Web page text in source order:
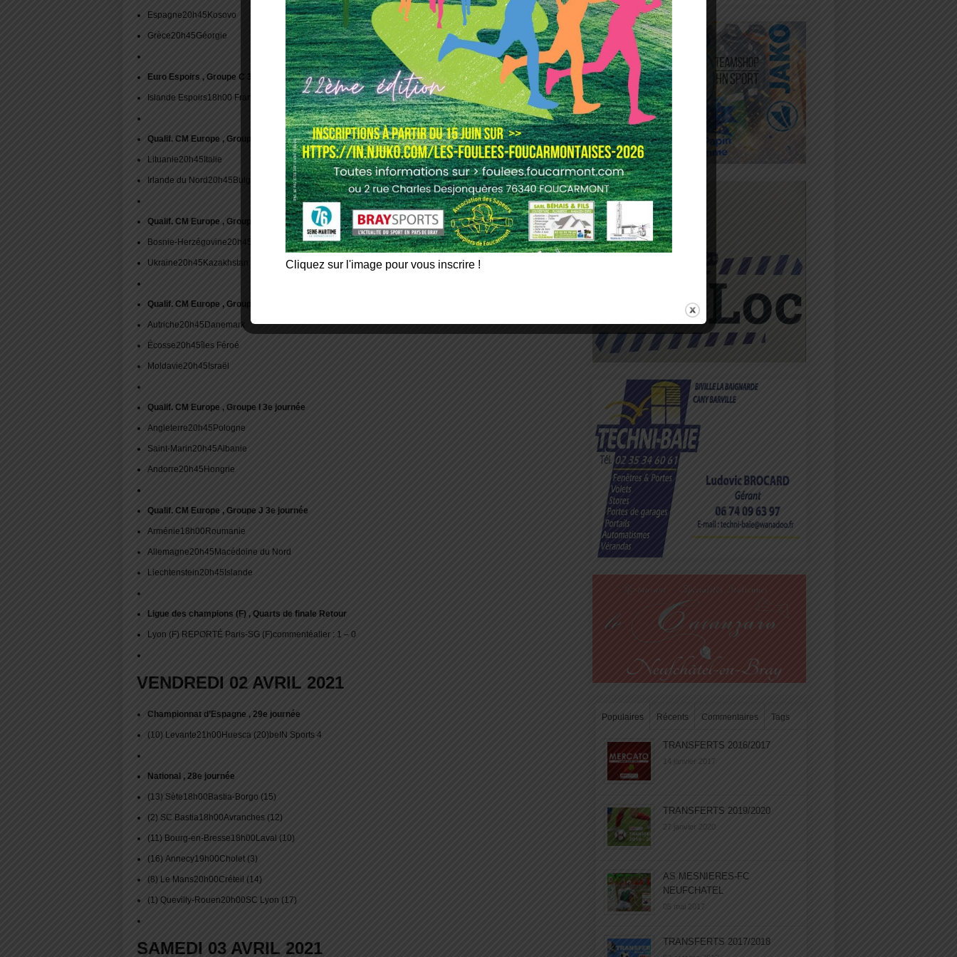
Espagne20h45Kosovo
Grèce20h45Géorgie
Euro Espoirs , Groupe C 3e journée
Islande Espoirs18h00 France Espoirs
Qualif. CM Europe , Groupe C 3e
Lituanie20h45Italie
Irlande du Nord20h45Bulgarie
Qualif. CM Europe , Groupe D 3e journée
Bosnie-Herzégovine20h45France M6
Ukraine20h45Kazakhstan
Qualif. CM Europe , Groupe F 3ejournée
Autriche20h45Danemark
Écosse20h45îles Féroé
Moldavie20h45Israël
Qualif. CM Europe , Groupe I 3e journée
Angleterre20h45Pologne
Saint-Marin20h45Albanie
Andorre20h45Hongrie
Qualif. CM Europe , Groupe J 3e journée
Arménie18h00Roumanie
Allemagne20h45Macédoine du Nord
Liechtenstein20h45Islande
Ligue des champions (F) , Quarts de finale Retour
Lyon (F) REPORTÉ Paris-SG (F)commentéaller : 1 – 0
VENDREDI 02 AVRIL 2021
Championnat d’Espagne , 29e journée
(10) Levante21h00Huesca (20)beIN Sports 4
National , 28e journée
(13) Sète18h00Bastia-Borgo (15)
(2) SC Bastia18h00Avranches (12)
(11) Bourg-en-Bresse18h00Laval (10)
(16) Annecy19h00Cholet (3)
(8) Le Mans20h00Créteil (14)
(1) Quevilly-Rouen20h00SC Lyon (17)
SAMEDI 03 AVRIL 2021
Populaires Récents Commentaires Tags
TRANSFERTS 2016/2017
14 janvier 2017
TRANSFERTS 2019/2020
27 janvier 2020
AS MESNIERES-FC
NEUFCHATEL
05 mai 2017
TRANSFERTS 2017/2018
Cliquez sur l'image pour vous inscrire !